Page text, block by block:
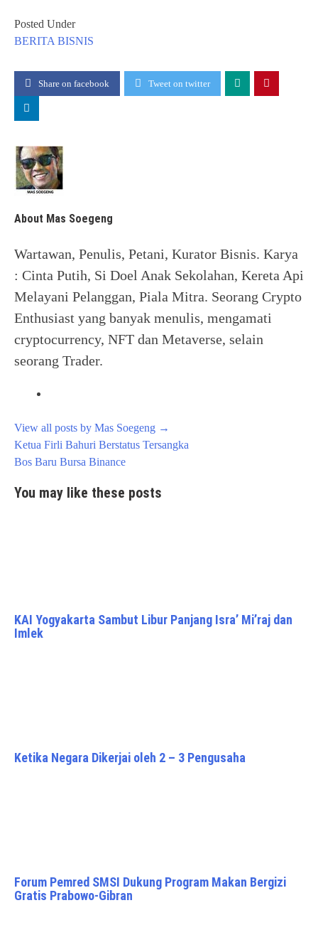
Posted Under
BERITA BISNIS
Share on facebook Tweet on twitter
About Mas Soegeng
Wartawan, Penulis, Petani, Kurator Bisnis. Karya
: Cinta Putih, Si Doel Anak Sekolahan, Kereta Api
Melayani Pelanggan, Piala Mitra. Seorang Crypto
Enthusiast yang banyak menulis, mengamati
cryptocurrency, NFT dan Metaverse, selain
seorang Trader.
View all posts by Mas Soegeng →
Post
navigation
Ketua Firli Bahuri Berstatus Tersangka
Bos Baru Bursa Binance
You may like these posts
KAI Yogyakarta Sambut Libur Panjang Isra’ Mi’raj dan
Imlek
Ketika Negara Dikerjai oleh 2 – 3 Pengusaha
Forum Pemred SMSI Dukung Program Makan Bergizi
Gratis Prabowo-Gibran